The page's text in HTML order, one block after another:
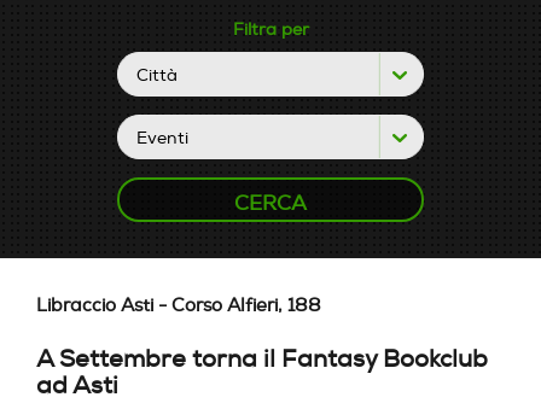
Filtra per
Libraccio Asti - Corso Alfieri, 188
A Settembre torna il Fantasy Bookclub
ad Asti